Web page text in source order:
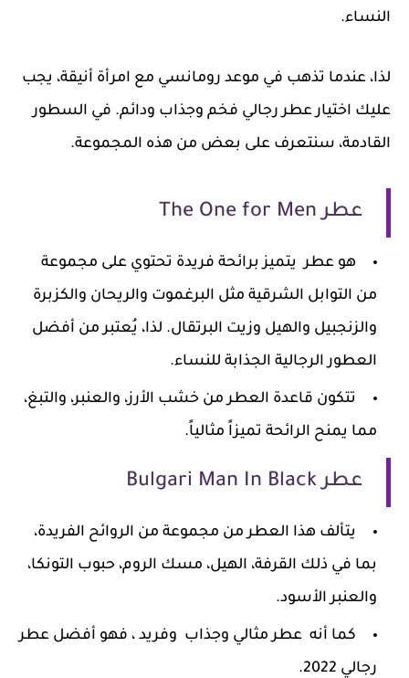
النساء.
لذا، عندما تذهب في موعد رومانسي مع امرأة أنيقة، يجب
عليك اختيار عطر رجالي فخم وجذاب ودائم. في السطور
القادمة، سنتعرف على بعض من هذه المجموعة.
عطر The One for Men
هو عطر يتميز برائحة فريدة تحتوي على مجموعة
من التوابل الشرقية مثل البرغموت والريحان والكزبرة
والزنجبيل والهيل وزيت البرتقال. لذا، يُعتبر من أفضل
العطور الرجالية الجذابة للنساء.
تتكون قاعدة العطر من خشب الأرز، والعنبر، والتبغ،
مما يمنح الرائحة تميزاً مثالياً.
عطر Bulgari Man In Black
يتألف هذا العطر من مجموعة من الروائح الفريدة،
بما في ذلك القرفة، الهيل، مسك الروم، حبوب التونكا،
والعنبر الأسود.
كما أنه عطر مثالي وجذاب وفريد ، فهو أفضل عطر
رجالي 2022.